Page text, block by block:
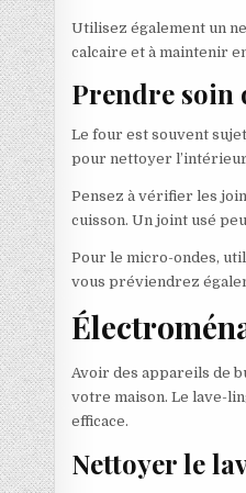
Utilisez également un
calcaire et à maintenir
Prendre soin
Le four est souvent
pour nettoyer
Pensez à vérifier les
cuisson. Un joint usé
Pour le micro-ondes,
vous préviendrez
Avoir des appareils de
votre maison. Le lave-
efficace.
Nettoyer le